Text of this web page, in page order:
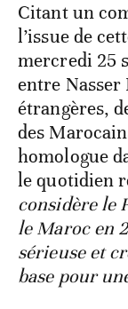
Citant un
l’issue de
mercredi 25
entre
étrangères,
des
homologue
le quotidien
considère le
le Maroc en
sérieuse et
base pour